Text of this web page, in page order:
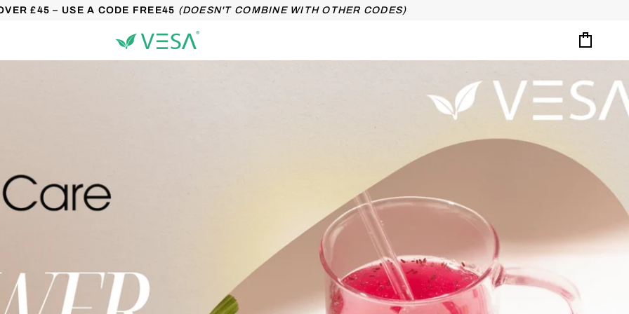
£45 – USE A CODE FREE45 (DOESN'T COMBINE WITH OTHER CODES)